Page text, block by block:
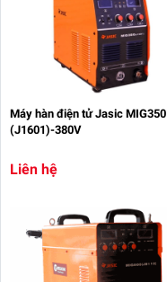
Máy hàn điện tử Jasic MIG350
(J1601)-380V
Liên hệ